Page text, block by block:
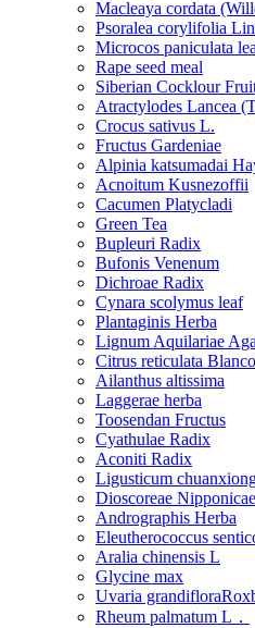
Macleaya cordata
Psoralea corylifolia
Microcos paniculata
Rape seed meal
Siberian Cocklour
Atractylodes Lancea
Crocus sativus L.
Fructus Gardeniae
Alpinia katsumadai
Acnoitum Kusnezoffii
Cacumen Platycladi
Green Tea
Bupleuri Radix
Bufonis Venenum
Dichroae Radix
Cynara scolymus leaf
Plantaginis Herba
Lignum Aquilariae
Citrus reticulata Blanco
Ailanthus altissima
Laggerae herba
Toosendan Fructus
Cyathulae Radix
Aconiti Radix
Ligusticum
Dioscoreae
Andrographis Herba
Eleutherococcus
Aralia chinensis L
Glycine max
Uvaria
Rheum palmatum L．